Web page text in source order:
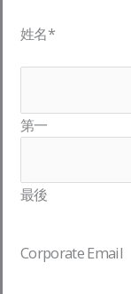
姓名*
第一
最後
Corporate Email